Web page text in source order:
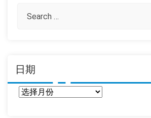
日期